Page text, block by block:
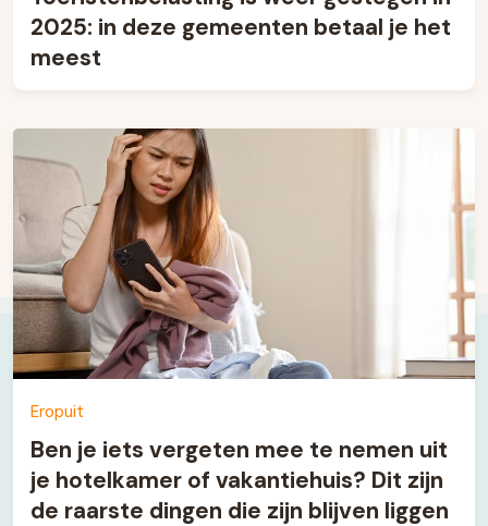
2025: in deze gemeenten betaal je het
meest
Eropuit
Ben je iets vergeten mee te nemen uit
je hotelkamer of vakantiehuis? Dit zijn
de raarste dingen die zijn blijven liggen